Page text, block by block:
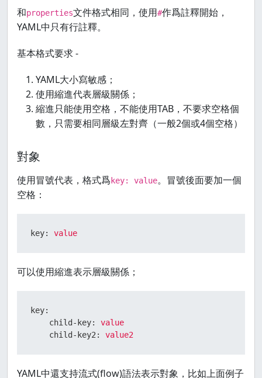
和properties文件格式相同，使用#作爲註釋開始，
YAML中只有行註釋。
基本格式要求 -
YAML大小寫敏感；
使用縮進代表層級關係；
縮進只能使用空格，不能使用TAB，不要求空格個
數，只需要相同層級左對齊（一般2個或4個空格）
對象
使用冒號代表，格式爲 key: value。冒號後面要加一個
空格：
key: value
可以使用縮進表示層級關係；
key:
child-key:
value
child-key2:
value2
YAML中還支持流式(flow)語法表示對象，比如上面例子